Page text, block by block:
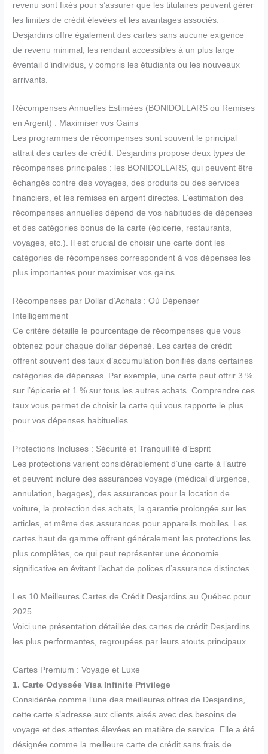
revenu sont fixés pour s’assurer que les titulaires peuvent gérer
les limites de crédit élevées et les avantages associés.
Desjardins offre également des cartes sans aucune exigence
de revenu minimal, les rendant accessibles à un plus large
éventail d’individus, y compris les étudiants ou les nouveaux
arrivants.
Récompenses Annuelles Estimées (BONIDOLLARS ou Remises
en Argent) : Maximiser vos Gains
Les programmes de récompenses sont souvent le principal
attrait des cartes de crédit. Desjardins propose deux types de
récompenses principales : les BONIDOLLARS, qui peuvent être
échangés contre des voyages, des produits ou des services
financiers, et les remises en argent directes. L’estimation des
récompenses annuelles dépend de vos habitudes de dépenses
et des catégories bonus de la carte (épicerie, restaurants,
voyages, etc.). Il est crucial de choisir une carte dont les
catégories de récompenses correspondent à vos dépenses les
plus importantes pour maximiser vos gains.
Récompenses par Dollar d’Achats : Où Dépenser
Intelligemment
Ce critère détaille le pourcentage de récompenses que vous
obtenez pour chaque dollar dépensé. Les cartes de crédit
offrent souvent des taux d’accumulation bonifiés dans certaines
catégories de dépenses. Par exemple, une carte peut offrir 3 %
sur l’épicerie et 1 % sur tous les autres achats. Comprendre ces
taux vous permet de choisir la carte qui vous rapporte le plus
pour vos dépenses habituelles.
Protections Incluses : Sécurité et Tranquillité d’Esprit
Les protections varient considérablement d’une carte à l’autre
et peuvent inclure des assurances voyage (médical d’urgence,
annulation, bagages), des assurances pour la location de
voiture, la protection des achats, la garantie prolongée sur les
articles, et même des assurances pour appareils mobiles. Les
cartes haut de gamme offrent généralement les protections les
plus complètes, ce qui peut représenter une économie
significative en évitant l’achat de polices d’assurance distinctes.
Les 10 Meilleures Cartes de Crédit Desjardins au Québec pour
2025
Voici une présentation détaillée des cartes de crédit Desjardins
les plus performantes, regroupées par leurs atouts principaux.
Cartes Premium : Voyage et Luxe
1. Carte Odyssée Visa Infinite Privilege
Considérée comme l’une des meilleures offres de Desjardins,
cette carte s’adresse aux clients aisés avec des besoins de
voyage et des attentes élevées en matière de service. Elle a été
désignée comme la meilleure carte de crédit sans frais de